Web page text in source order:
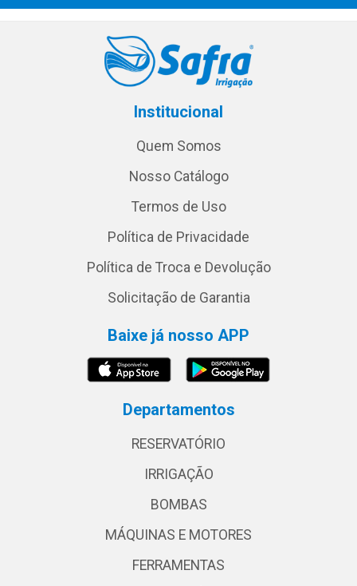
Institucional
Quem Somos
Nosso Catálogo
Termos de Uso
Política de Privacidade
Política de Troca e Devolução
Solicitação de Garantia
Baixe já nosso APP
Departamentos
RESERVATÓRIO
IRRIGAÇÃO
BOMBAS
MÁQUINAS E MOTORES
FERRAMENTAS